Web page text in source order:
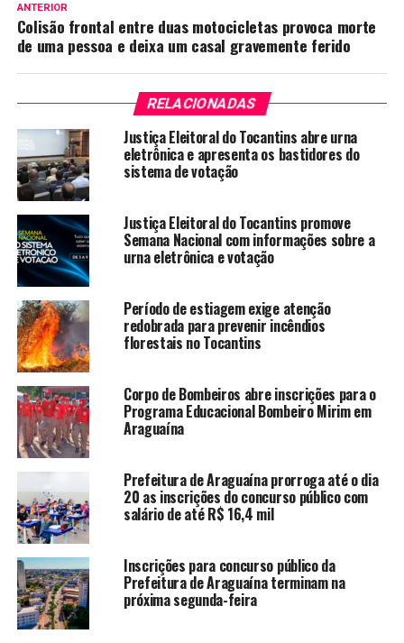
ANTERIOR
Colisão frontal entre duas motocicletas provoca morte
de uma pessoa e deixa um casal gravemente ferido
RELACIONADAS
Justiça Eleitoral do Tocantins abre urna
eletrônica e apresenta os bastidores do
sistema de votação
Justiça Eleitoral do Tocantins promove
Semana Nacional com informações sobre a
urna eletrônica e votação
Período de estiagem exige atenção
redobrada para prevenir incêndios
florestais no Tocantins
Corpo de Bombeiros abre inscrições para o
Programa Educacional Bombeiro Mirim em
Araguaína
Prefeitura de Araguaína prorroga até o dia
20 as inscrições do concurso público com
salário de até R$ 16,4 mil
Inscrições para concurso público da
Prefeitura de Araguaína terminam na
próxima segunda-feira